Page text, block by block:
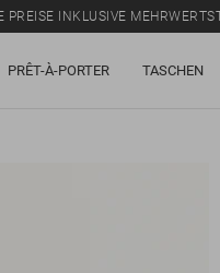
PREISE INKLUSIVE
PRÊT-À-PORTER TASCHEN